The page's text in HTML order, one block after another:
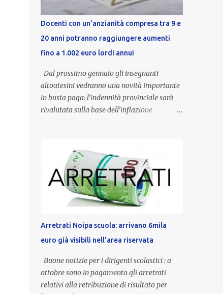
Docenti con un’anzianità compresa tra 9 e
20 anni potranno raggiungere aumenti
fino a 1.002 euro lordi annui
Dal prossimo gennaio gli insegnanti
altoatesini vedranno una novità importante
in busta paga: l’indennità provinciale sarà
rivalutata sulla base dell’inflazione
un’anzianità compresa tra 9 e 20 anni
potranno raggiungere fino a 1.002 euro lordi
annui. Il nuovo contratto provinciale
introduce inoltre un congedo speciale
dedicato alle donne vittime di violenza di
genere, in linea con la normativa nazionale e
con l’obiettivo di offrire maggiore tutela e
supporto in situazioni delicate. L’indennità
provinciale per i docenti è un unicum in
Italia: si tratta di una misura esclusiva della
Provincia autonoma di Bolzano, che integra
Arretrati Noipa scuola: arrivano 6mila
euro già visibili nell’area riservata
Buone notizie per i dirigenti scolastici : a
ottobre sono in pagamento gli arretrati
relativi alla retribuzione di risultato per